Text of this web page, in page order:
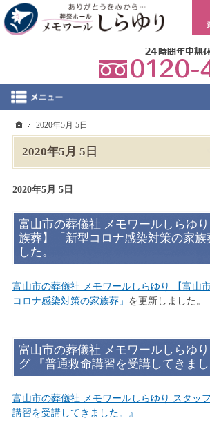
2020年5月 5日
2020年5月 5日
富山市の葬儀社 メモワールしらゆ
族葬】「新型コロナ感染対策の家族
した。
富山市の葬儀社 メモワールしらゆり 【富山
コロナ感染対策の家族葬」 を更新しました。
富山市の葬儀社 メモワールしらゆ
グ 『普通救命講習を受講してきまし
富山市の葬儀社 メモワールしらゆり スタッ
講習を受講してきました。』
ホーム
2020年5月 5日